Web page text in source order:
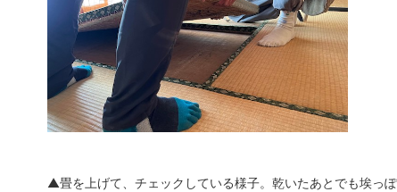
▲畳を上げて、チェックしている様子。乾いたあとでも埃っ